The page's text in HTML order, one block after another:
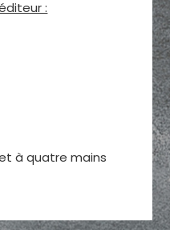
:
à quatre mains